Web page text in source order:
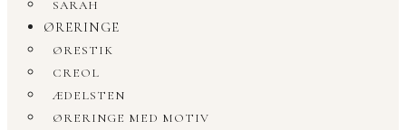
SARAH
ØRERINGE
ØRESTIK
CREOL
ÆDELSTEN
ØRERINGE MED MOTIV